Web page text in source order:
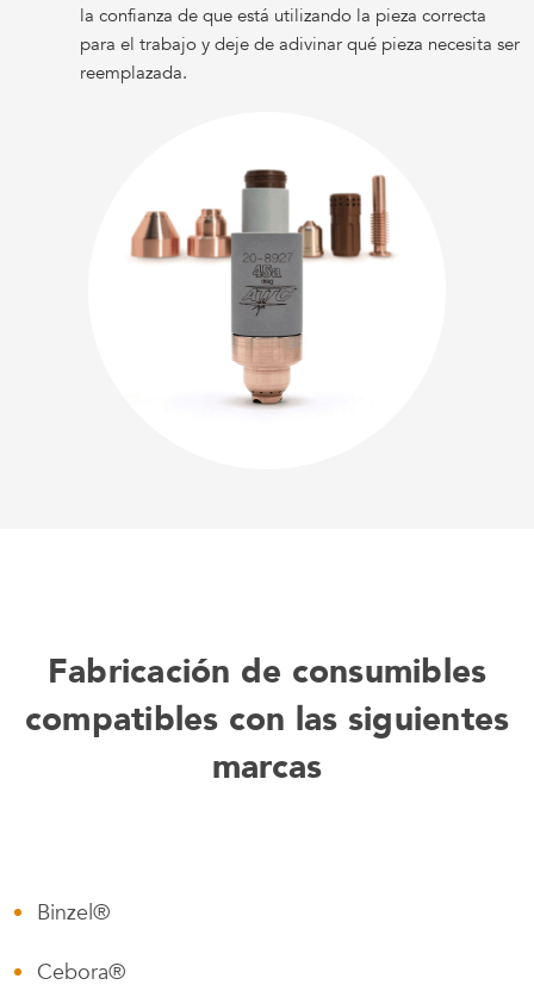
la confianza de que está utilizando la pieza correcta
para el trabajo y deje de adivinar qué pieza necesita ser
reemplazada.
Fabricación de consumibles
compatibles con las siguientes
marcas
Binzel®
Cebora®